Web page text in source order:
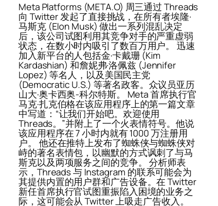
Meta Platforms (META.O) 周三通过 Threads
向 Twitter 发起了直接挑战，在所有者埃隆·
马斯克 (Elon Musk) 做出一系列混乱决定
后，该公司试图利用其竞争对手的严重虚弱
状态，在数小时内吸引了数百万用户。 迅速
加入新平台的人包括金·卡戴珊 (Kim
Kardashian) 和詹妮弗·洛佩兹 (Jennifer
Lopez) 等名人，以及美国民主党
(Democratic U.S.) 等著名政客。众议员亚历
山大·奥卡西奥-科尔特斯。 Meta 首席执行官
马克·扎克伯格在该应用程序上的第一篇文章
中写道：“让我们开始吧。欢迎使用
Threads。”并附上了一个火表情符号。他说
该应用程序在 7 小时内就有 1000 万注册用
户。 他还在推特上发布了蜘蛛侠与蜘蛛侠对
峙的著名表情包，以幽默的方式讽刺了与马
斯克以及两项服务之间的竞争。 分析师表
示，Threads 与 Instagram 的联系可能会为
其提供内置的用户群和广告设备。在 Twitter
新任首席执行官试图重振陷入困境的业务之
际，这可能会从 Twitter 上吸走广告收入。